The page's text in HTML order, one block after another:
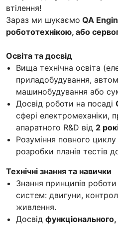
втілення!
Зараз ми шукаємо QA
робототехнікою, або
Освіта та досвід
Вища технічна освіта
приладобудування,
машинобудування або
Досвід роботи на посаді
сфері електромеханіки,
апаратного R&D від 2
Розуміння повного
розробки планів тестів
Технічні знання та навички
Знання принципів
систем: двигуни,
живлення.
Досвід функціонального,